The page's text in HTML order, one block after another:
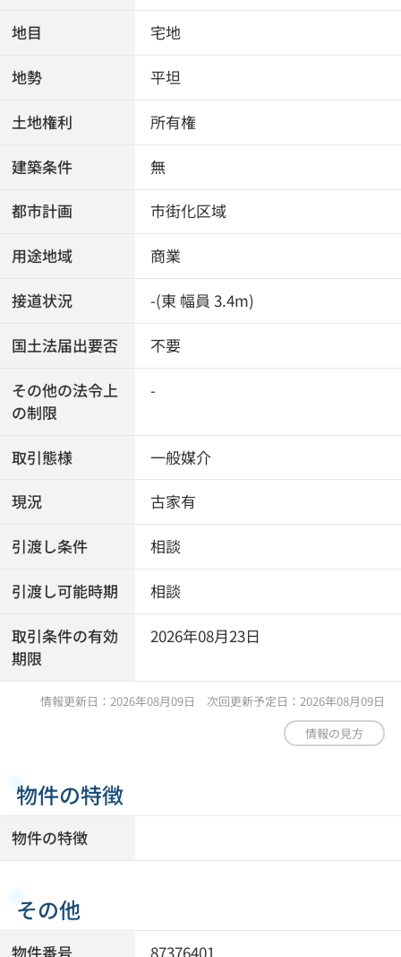
地目 宅地
地勢 平坦
土地権利 所有権
建築条件 無
都市計画 市街化区域
用途地域 商業
接道状況 -(東 幅員 3.4m)
国土法届出要否 不要
その他の法令上
の制限
-
取引態様 一般媒介
現況 古家有
引渡し条件 相談
引渡し可能時期 相談
取引条件の有効
期限
2026年08月23日
情報更新日：2026年08月09日 次回更新予定日：2026年08月09日
情報の見方
物件の特徴
物件の特徴
その他
物件番号 87376401